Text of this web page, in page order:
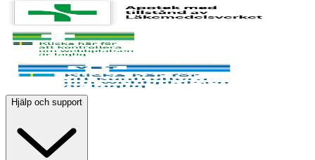
Hjälp och support